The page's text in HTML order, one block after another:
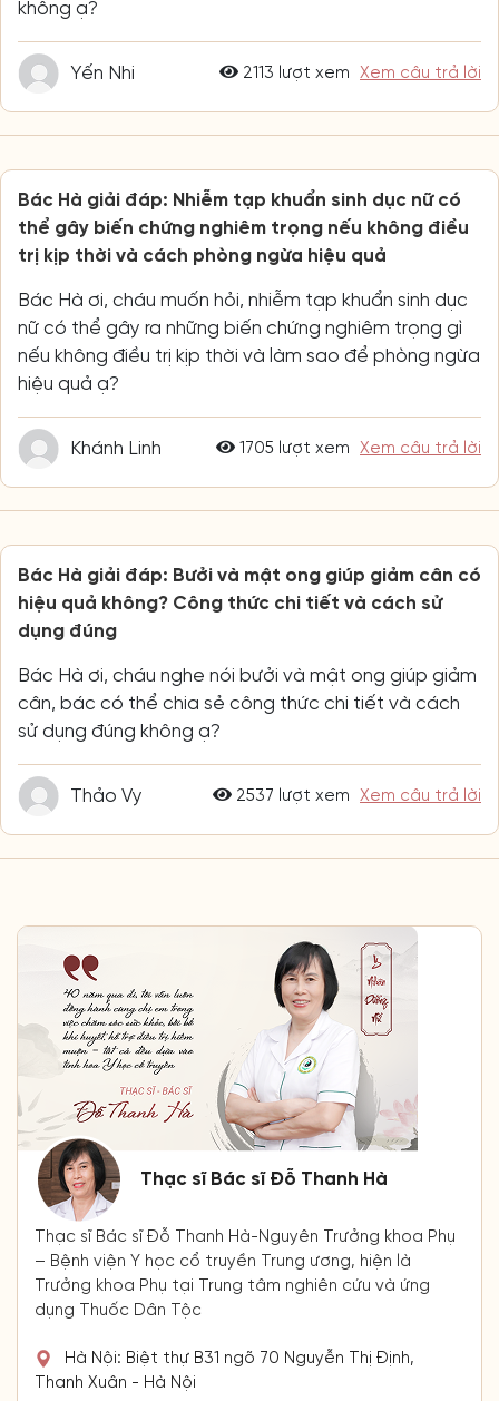
không ạ?
Yến Nhi 2113 lượt xem Xem câu trả lời
Bác Hà giải đáp: Nhiễm tạp khuẩn sinh dục nữ có
thể gây biến chứng nghiêm trọng nếu không điều
trị kịp thời và cách phòng ngừa hiệu quả
Bác Hà ơi, cháu muốn hỏi, nhiễm tạp khuẩn sinh dục
nữ có thể gây ra những biến chứng nghiêm trọng gì
nếu không điều trị kịp thời và làm sao để phòng ngừa
hiệu quả ạ?
Khánh Linh 1705 lượt xem Xem câu trả lời
Bác Hà giải đáp: Bưởi và mật ong giúp giảm cân có
hiệu quả không? Công thức chi tiết và cách sử
dụng đúng
Bác Hà ơi, cháu nghe nói bưởi và mật ong giúp giảm
cân, bác có thể chia sẻ công thức chi tiết và cách
sử dụng đúng không ạ?
Thảo Vy 2537 lượt xem Xem câu trả lời
Thạc sĩ Bác sĩ Đỗ Thanh Hà
Thạc sĩ Bác sĩ Đỗ Thanh Hà-Nguyên Trưởng khoa Phụ
– Bệnh viện Y học cổ truyền Trung ương, hiện là
Trưởng khoa Phụ tại Trung tâm nghiên cứu và ứng
dụng Thuốc Dân Tộc
Hà Nội: Biệt thự B31 ngõ 70 Nguyễn Thị Định,
Thanh Xuân - Hà Nội